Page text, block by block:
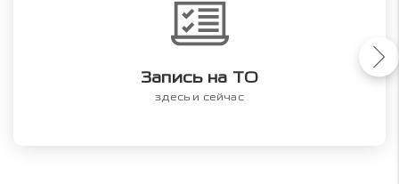
Запись на ТО
здесь и сейчас